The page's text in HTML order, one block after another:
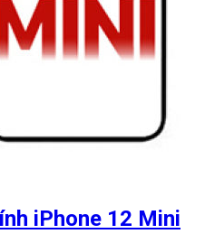
iPhone 12 Mini